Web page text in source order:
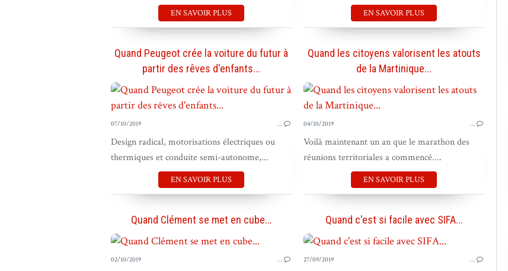
EN SAVOIR PLUS EN SAVOIR PLUS
Quand Peugeot crée la voiture du futur à
partir des rêves d'enfants...
BOUGER LES MARQUES
07/10/2019 …
Design radical, motorisations électriques ou
thermiques et conduite semi-autonome,...
EN SAVOIR PLUS
Quand les citoyens valorisent les atouts
de la Martinique...
04/10/2019 …
Voilà maintenant un an que le marathon des
réunions territoriales a commencé....
EN SAVOIR PLUS
Quand Clément se met en cube...
BOUGER LES MARQUES
02/10/2019 …
Quand c'est si facile avec SIFA...
27/09/2019 …